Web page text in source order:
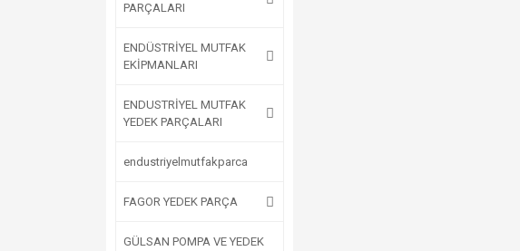
PARÇALARI
ENDÜSTRİYEL MUTFAK
EKİPMANLARI
ENDUSTRİYEL MUTFAK
YEDEK PARÇALARI
endustriyelmutfakparca
FAGOR YEDEK PARÇA
GÜLSAN POMPA VE YEDEK